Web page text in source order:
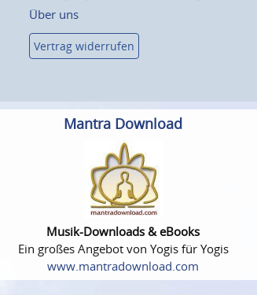
Über uns
Vertrag widerrufen
Mantra Download
Musik-Downloads & eBooks
Ein großes Angebot von Yogis für Yogis
www.mantradownload.com